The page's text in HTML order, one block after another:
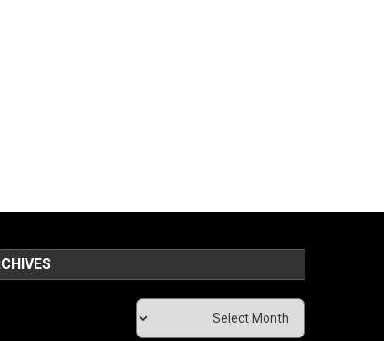
Archives